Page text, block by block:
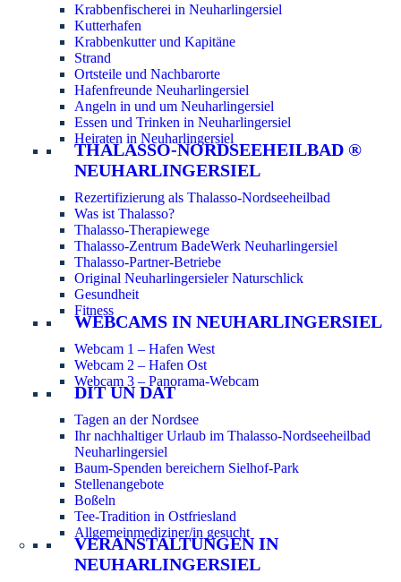
Krabbenfischerei in Neuharlingersiel
Kutterhafen
Krabbenkutter und Kapitäne
Strand
Ortsteile und Nachbarorte
Hafenfreunde Neuharlingersiel
Angeln in und um Neuharlingersiel
Essen und Trinken in Neuharlingersiel
Heiraten in Neuharlingersiel
THALASSO-NORDSEEHEILBAD ®
NEUHARLINGERSIEL
Rezertifizierung als Thalasso-Nordseeheilbad
Was ist Thalasso?
Thalasso-Therapiewege
Thalasso-Zentrum BadeWerk Neuharlingersiel
Thalasso-Partner-Betriebe
Original Neuharlingersieler Naturschlick
Gesundheit
Fitness
WEBCAMS IN NEUHARLINGERSIEL
Webcam 1 – Hafen West
Webcam 2 – Hafen Ost
Webcam 3 – Panorama-Webcam
DIT UN DAT
Tagen an der Nordsee
Ihr nachhaltiger Urlaub im Thalasso-Nordseeheilbad
Neuharlingersiel
Baum-Spenden bereichern Sielhof-Park
Stellenangebote
Boßeln
Tee-Tradition in Ostfriesland
Allgemeinmediziner/in gesucht
VERANSTALTUNGEN IN
NEUHARLINGERSIEL